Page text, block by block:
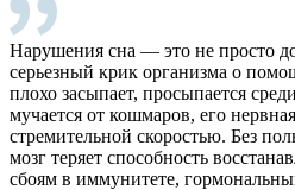
Нарушения сна — это не просто
серьезный крик организма о
плохо засыпает, просыпается
мучается от кошмаров, его
стремительной скоростью. Без
мозг теряет способность
сбоям в иммунитете,